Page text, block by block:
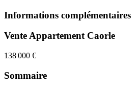
Informations complémentaires
Vente Appartement Caorle
138 000 €
Sommaire